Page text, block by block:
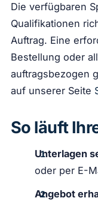
Die verfügbaren
Qualifikationen
Auftrag. Eine
Bestellung oder
auftragsbezogen
auf unserer Seite
So läuft
Unterlagen
oder per E-
Angebot